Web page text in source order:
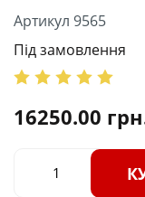
Артикул 9565
Під замовлення
16250.00